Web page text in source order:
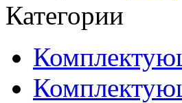
Категории